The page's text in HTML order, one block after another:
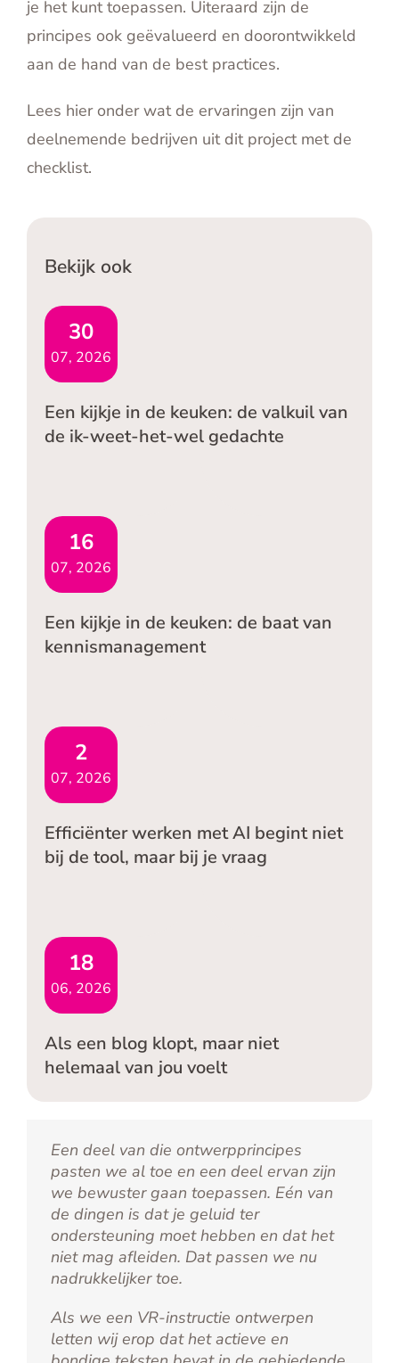
je het kunt toepassen. Uiteraard zijn de
principes ook geëvalueerd en doorontwikkeld
aan de hand van de best practices.
Lees hier onder wat de ervaringen zijn van
deelnemende bedrijven uit dit project met de
checklist.
Bekijk ook
30
07, 2026
Een kijkje in de keuken: de valkuil van
de ik-weet-het-wel gedachte
16
07, 2026
Een kijkje in de keuken: de baat van
kennismanagement
2
07, 2026
Efficiënter werken met AI begint niet
bij de tool, maar bij je vraag
18
06, 2026
Als een blog klopt, maar niet
helemaal van jou voelt
Een deel van die ontwerpprincipes
pasten we al toe en een deel ervan zijn
we bewuster gaan toepassen. Eén van
de dingen is dat je geluid ter
ondersteuning moet hebben en dat het
niet mag afleiden. Dat passen we nu
nadrukkelijker toe.
Als we een VR-instructie ontwerpen
letten wij erop dat het actieve en